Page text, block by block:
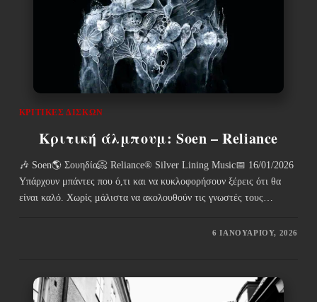
ΚΡΙΤΙΚΈΣ ΔΊΣΚΩΝ
Κριτική άλμπουμ: Soen – Reliance
🎶 Soen🌎 Σουηδία📀 Reliance® Silver Lining Music📅 16/01/2026
Υπάρχουν μπάντες που ό,τι και να κυκλοφορήσουν ξέρεις ότι θα
είναι καλό. Χωρίς μάλιστα να ακολουθούν τις γνωστές τους…
6 ΙΑΝΟΥΑΡΊΟΥ, 2026